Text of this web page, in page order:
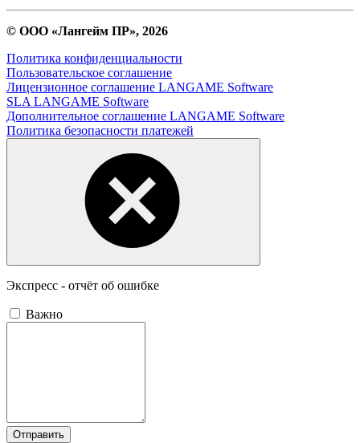
© ООО «Лангейм ПР», 2026
Политика конфиденциальности
Пользовательское соглашение
Лицензионное соглашение LANGAME Software
SLA LANGAME Software
Дополнительное соглашение LANGAME Software
Политика безопасности платежей
Экспресс - отчёт об ошибке
Важно
Отправить